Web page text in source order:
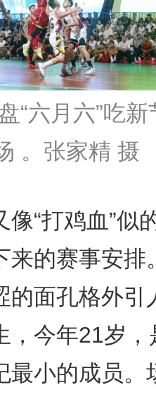
“六月六”吃新
。张家精 摄
“打鸡血”似
来的赛事安排
的面孔格外引
，今年21岁，
最小的成员。